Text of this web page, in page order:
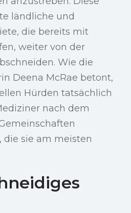
ländliche und
die bereits mit
weiter von der
Wie die
Deena McRae betont,
Hürden tatsächlich
nach dem
die sie am meisten